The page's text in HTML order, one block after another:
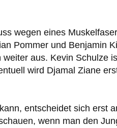
wegen eines
Pommer und Benjamin
aus. Kevin Schulze
wird Djamal Ziane
entscheidet sich erst
wenn man den